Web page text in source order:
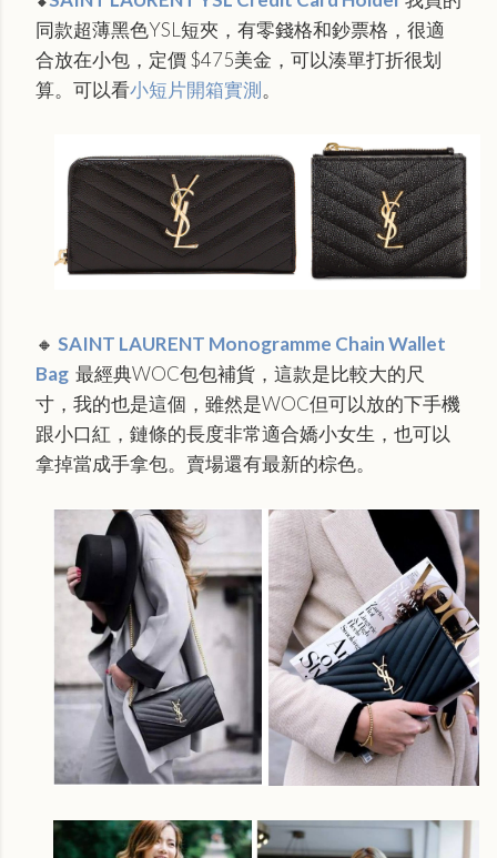
同款超薄黑色YSL短夾，有零錢格和鈔票格，很適
合放在小包，定價 $475美金，可以湊單打折很划
算。可以看小短片開箱實測 。
🔸 SAINT LAURENT Monogramme Chain Wallet
Bag 最經典WOC包包補貨，這款是比較大的尺
寸，我的也是這個，雖然是WOC但可以放的下手機
跟小口紅，鏈條的長度非常適合嬌小女生，也可以
拿掉當成手拿包。賣場還有最新的棕色。